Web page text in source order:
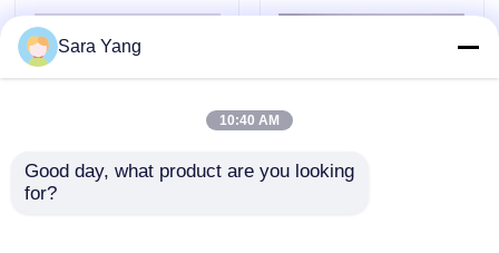
আমাদের সাথে যোগাযোগ করুন
মামলা
অনলাইন শপিং / এক্সপ্রেস
Sara Yang
10:40 AM
Good day, what product are you looking
for?